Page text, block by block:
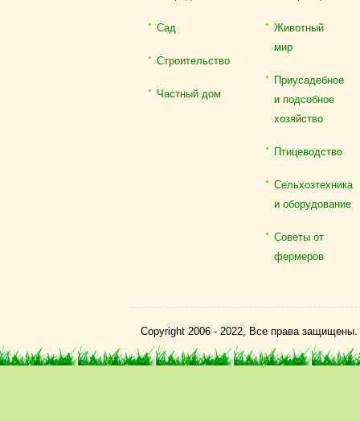
Сад
Строительство
Частный дом
Животный
мир
Приусадебное
и подсобное
хозяйство
Птицеводство
Сельхозтехника
и оборудование
Советы от
фермеров
Copyright 2006 - 2022, Все права защищены.